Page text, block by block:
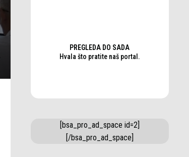
PREGLEDA DO SADA
Hvala što pratite naš portal.
[bsa_pro_ad_space id=2]
[/bsa_pro_ad_space]